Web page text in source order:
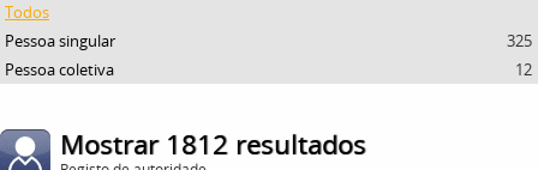
Todos
Pessoa singular
325
Pessoa coletiva
12
Mostrar 1812 resultados